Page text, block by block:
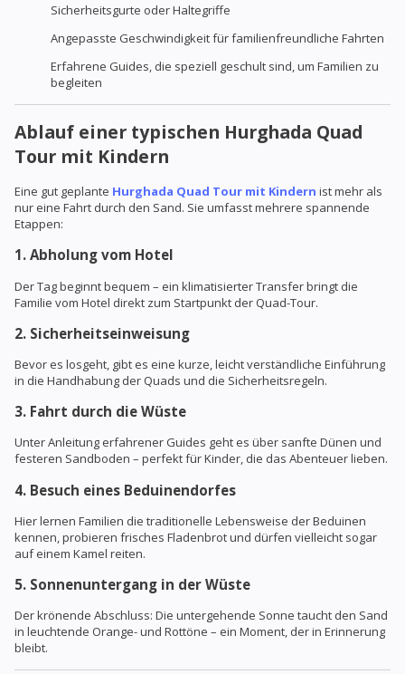
Sicherheitsgurte oder Haltegriffe
Angepasste Geschwindigkeit für familienfreundliche Fahrten
Erfahrene Guides, die speziell geschult sind, um Familien zu
begleiten
Ablauf einer typischen Hurghada Quad
Tour mit Kindern
Eine gut geplante Hurghada Quad Tour mit Kindern ist mehr als
nur eine Fahrt durch den Sand. Sie umfasst mehrere spannende
Etappen:
1. Abholung vom Hotel
Der Tag beginnt bequem – ein klimatisierter Transfer bringt die
Familie vom Hotel direkt zum Startpunkt der Quad-Tour.
2. Sicherheitseinweisung
Bevor es losgeht, gibt es eine kurze, leicht verständliche Einführung
in die Handhabung der Quads und die Sicherheitsregeln.
3. Fahrt durch die Wüste
Unter Anleitung erfahrener Guides geht es über sanfte Dünen und
festeren Sandboden – perfekt für Kinder, die das Abenteuer lieben.
4. Besuch eines Beduinendorfes
Hier lernen Familien die traditionelle Lebensweise der Beduinen
kennen, probieren frisches Fladenbrot und dürfen vielleicht sogar
auf einem Kamel reiten.
5. Sonnenuntergang in der Wüste
Der krönende Abschluss: Die untergehende Sonne taucht den Sand
in leuchtende Orange- und Rottöne – ein Moment, der in Erinnerung
bleibt.